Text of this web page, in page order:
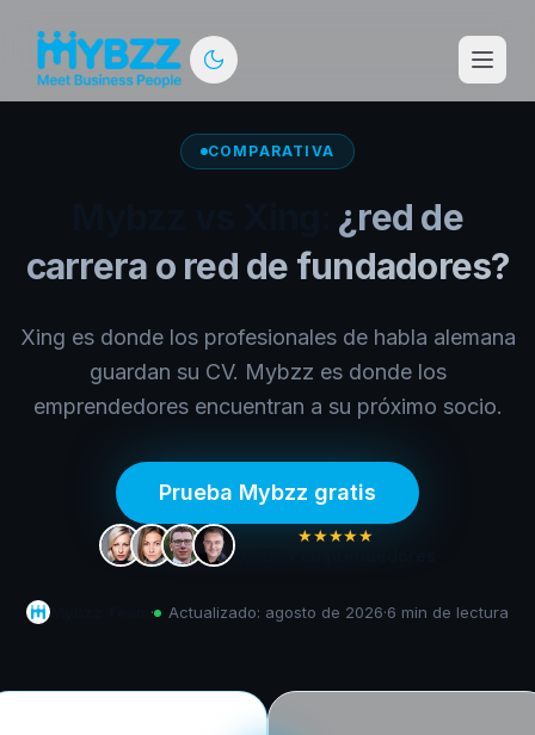
COMPARATIVA
¿red de
carrera o red de fundadores?
Xing es donde los profesionales de habla alemana
guardan su CV. Mybzz es donde los
emprendedores encuentran a su próximo socio.
Prueba Mybzz gratis
★★★★★
· Actualizado: agosto de 2026·6 min de lectura